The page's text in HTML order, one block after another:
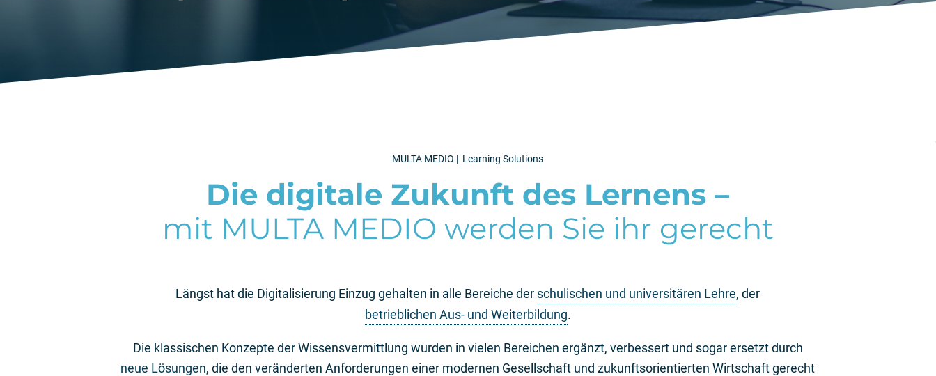
MULTA MEDIO | Learning Solutions
Die digitale Zukunft des Lernens –
mit MULTA MEDIO werden Sie ihr gerecht
Längst hat die Digitalisierung Einzug gehalten in alle Bereiche der schulischen und universitären Lehre
betrieblichen Aus- und Weiterbildung.
neue Lösungen, die den veränderten Anforderungen einer modernen Gesellschaft und zukunftsorientierten Wirtschaft gerecht